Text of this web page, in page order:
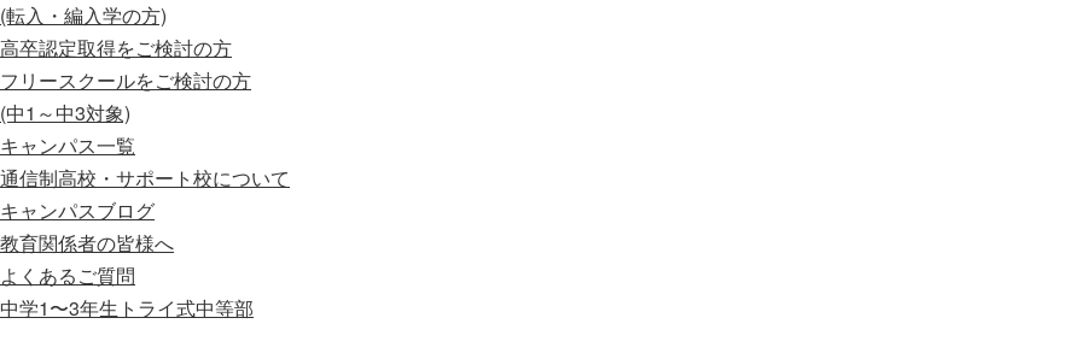
(転入・編入学の方)
高卒認定取得をご検討の方
フリースクールをご検討の方
(中1～中3対象)
キャンパス一覧
通信制高校・サポート校について
キャンパスブログ
教育関係者の皆様へ
よくあるご質問
中学1〜3年生 トライ式中等部